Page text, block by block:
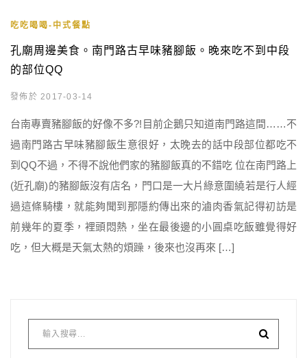
吃吃喝喝-中式餐點
孔廟周邊美食。南門路古早味豬腳飯。晚來吃不到中段
的部位QQ
發佈於 2017-03-14
台南專賣豬腳飯的好像不多?!目前企鵝只知道南門路這間……不
過南門路古早味豬腳飯生意很好，太晚去的話中段部位都吃不
到QQ不過，不得不說他們家的豬腳飯真的不錯吃 位在南門路上
(近孔廟)的豬腳飯沒有店名，門口是一大片綠意圍繞若是行人經
過這條騎樓，就能夠聞到那隱約傳出來的滷肉香氣記得初訪是
前幾年的夏季，裡頭悶熱，坐在最後邊的小圓桌吃飯雖覺得好
吃，但大概是天氣太熱的煩躁，後來也沒再來 […]